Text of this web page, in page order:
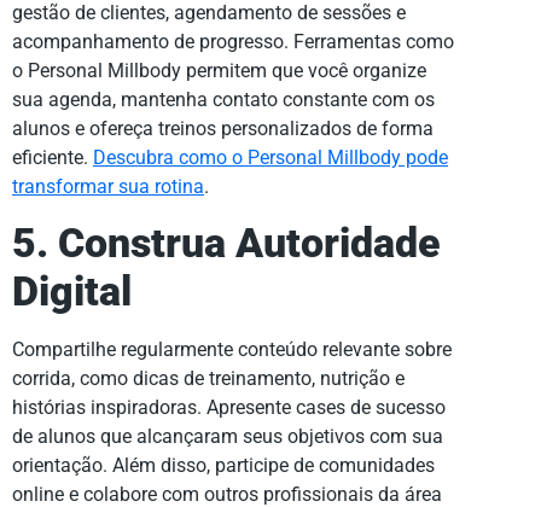
gestão de clientes, agendamento de sessões e
acompanhamento de progresso. Ferramentas como
o Personal Millbody permitem que você organize
sua agenda, mantenha contato constante com os
alunos e ofereça treinos personalizados de forma
eficiente. Descubra como o Personal Millbody pode
transformar sua rotina.
5. Construa Autoridade
Digital
Compartilhe regularmente conteúdo relevante sobre
corrida, como dicas de treinamento, nutrição e
histórias inspiradoras. Apresente cases de sucesso
de alunos que alcançaram seus objetivos com sua
orientação. Além disso, participe de comunidades
online e colabore com outros profissionais da área